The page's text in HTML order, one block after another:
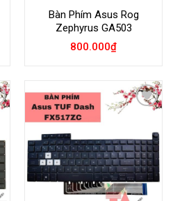
Bàn Phím Asus Rog
Zephyrus GA503
800.000₫